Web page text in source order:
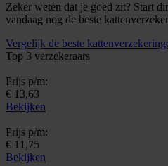
Zeker weten dat je goed zit? Start
vandaag nog de beste
Vergelijk de beste
Top 3 verzekeraars
Prijs p/m:
€ 13,63
Bekijken
Prijs p/m:
€ 11,75
Bekijken